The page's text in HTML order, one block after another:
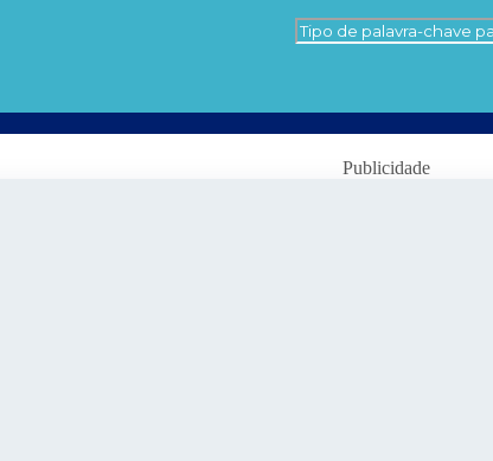
Publicidade